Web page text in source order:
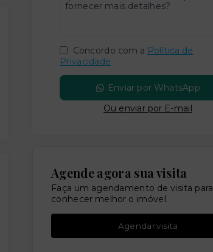
Concordo com a Política de
Privacidade
Enviar por WhatsApp
Ou enviar por E-mail
Agende agora sua visita
Faça um agendamento de visita para
conhecer melhor o imóvel.
Agendar visita